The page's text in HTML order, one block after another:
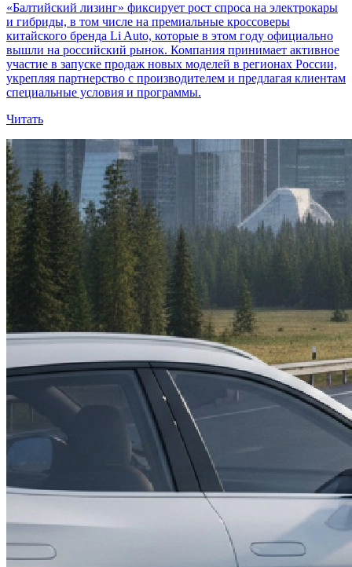
«Балтийский лизинг» фиксирует рост спроса на электрокары
и гибриды, в том числе на премиальные кроссоверы
китайского бренда Li Auto, которые в этом году официально
вышли на российский рынок. Компания принимает активное
участие в запуске продаж новых моделей в регионах России,
укрепляя партнерство с производителем и предлагая клиентам
специальные условия и программы.
Читать